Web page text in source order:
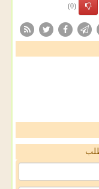
(0)